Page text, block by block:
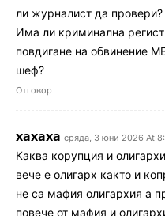
ли журналист да провери?
Има ли криминална
повдигане на обвинение
шеф?
Отговор
хахаха сряда, 3 юни 2026 At
Каква корупция и
вече е олигарх както и
не са мафия олигархия а
повече от мафия и